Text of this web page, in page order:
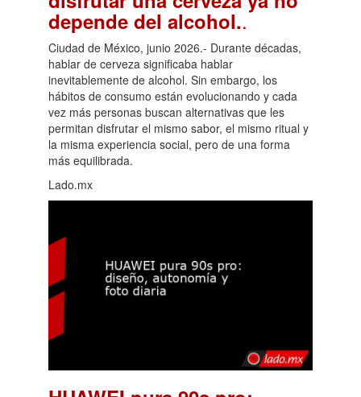
depende del alcohol..
Ciudad de México, junio 2026.- Durante décadas,
hablar de cerveza significaba hablar
inevitablemente de alcohol. Sin embargo, los
hábitos de consumo están evolucionando y cada
vez más personas buscan alternativas que les
permitan disfrutar el mismo sabor, el mismo ritual y
la misma experiencia social, pero de una forma
más equilibrada.
Lado.mx